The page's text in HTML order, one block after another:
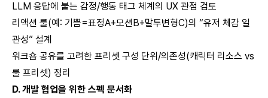
LLM 응답에 붙는 감정/행동 태그 체계의 UX 관점 검토
리액션 룰(예: 기쁨=표정A+모션B+말투변형C)의 “유저 체감 일
관성” 설계
워크숍 공유를 고려한 프리셋 구성 단위/의존성(캐릭터 리소스 vs
룰 프리셋) 정리
D. 개발 협업을 위한 스펙 문서화